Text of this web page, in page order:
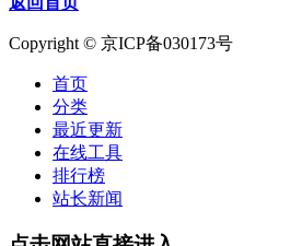
Copyright © 京ICP备030173号
首页
分类
最近更新
在线工具
排行榜
站长新闻